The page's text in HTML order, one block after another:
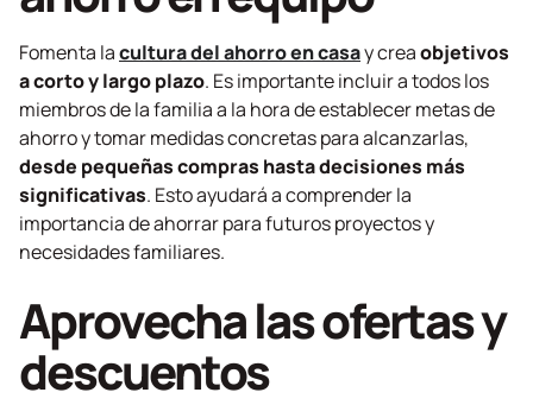
Fomenta lacultura del ahorro en casay creaobjetivos
a corto y largo plazo. Es importante incluir a todos los
miembros de la familia a la hora de establecer metas de
ahorro y tomar medidas concretas para alcanzarlas,
desde pequeñas compras hasta decisiones más
significativas. Esto ayudará a comprender la
importancia de ahorrar para futuros proyectos y
necesidades familiares.
Aprovecha las ofertas y
descuentos